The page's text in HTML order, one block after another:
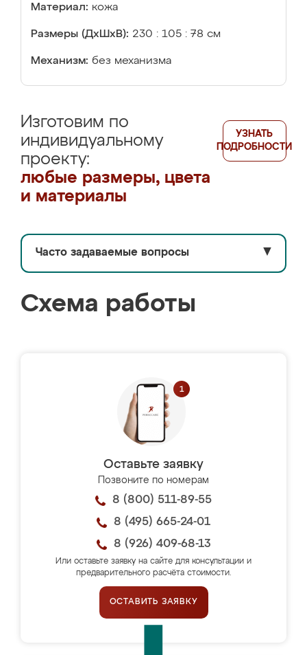
Материал: кожа
Размеры (ДхШхВ): 230 : 105 : 78 см
Механизм: без механизма
Изготовим по
индивидуальному
проекту:
любые размеры, цвета
и материалы
УЗНАТЬ
ПОДРОБНОСТИ
Часто задаваемые вопросы ▼
Схема работы
Оставьте заявку
Позвоните по номерам
8 (800) 511-89-55
8 (495) 665-24-01
8 (926) 409-68-13
Или оставьте заявку на сайте для консультации и
предварительного расчёта стоимости.
ОСТАВИТЬ ЗАЯВКУ